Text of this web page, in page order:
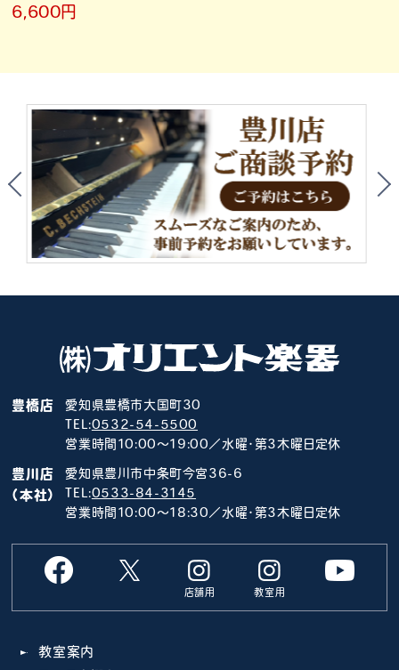
6,600円
豊橋店
愛知県豊橋市大国町30
TEL:0532-54-5500
営業時間10:00～19:00／水曜･第3木曜日定休
豊川店
（本社）
愛知県豊川市中条町今宮36-6
TEL:0533-84-3145
営業時間10:00～18:30／水曜･第3木曜日定休
店舗用 教室用
教室案内